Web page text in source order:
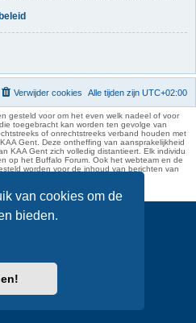
van cookies om de
bieden.
Alle tijden zijn UTC+02:00
Verwijder cookies
gesteld voor om het even welk nadeel of voor
toegebracht kan worden ten gevolge van
of onrechtstreeks verband houden met
Gent. Deze ontheffing van aansprakelijkheid
KAA Gent zich volledig distantieert. Elk individu
op het Buffalo Forum. Ook het webteam en de
worden voor de inhoud van berichten van